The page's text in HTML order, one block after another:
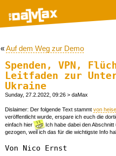
«Auf dem Weg zur Demo
Spenden, VPN,
Leitfaden zur
Ukraine
Sunday, 27.2.2022, 09:26 > daMax
Dislaimer: Der folgende Text stammt von
veröffentlicht wurde, erspare ich euch die
einfach hier
Ich habe dabei den
gezogen, weil ich das für die wichtigste Info
Von Nico Ernst